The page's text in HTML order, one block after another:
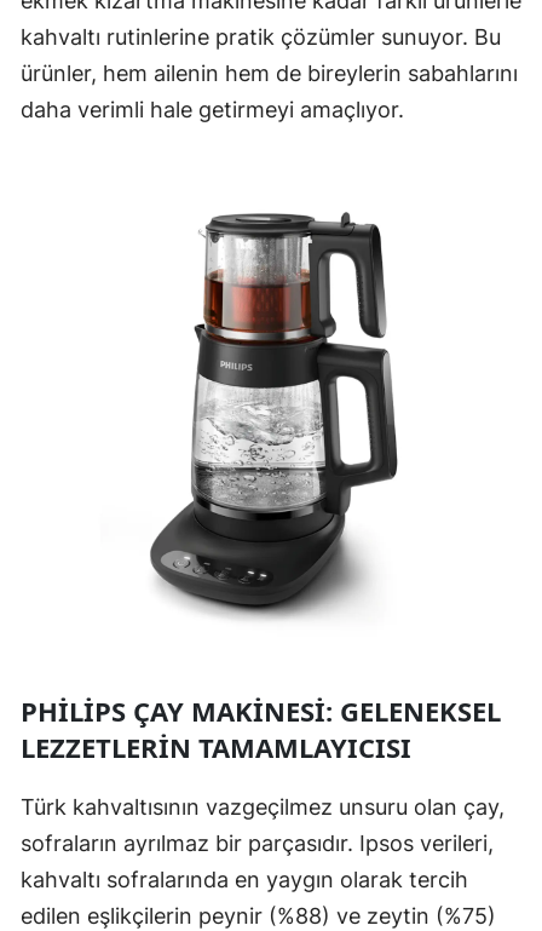
kahvaltı rutinlerine pratik çözümler sunuyor. Bu
ürünler, hem ailenin hem de bireylerin sabahlarını
daha verimli hale getirmeyi amaçlıyor.
PHILIPS ÇAY MAKINESI: GELENEKSEL
LEZZETLERIN TAMAMLAYICISI
Türk kahvaltısının vazgeçilmez unsuru olan çay,
sofraların ayrılmaz bir parçasıdır. Ipsos verileri,
kahvaltı sofralarında en yaygın olarak tercih
edilen eşlikçilerin peynir (%88) ve zeytin (%75)